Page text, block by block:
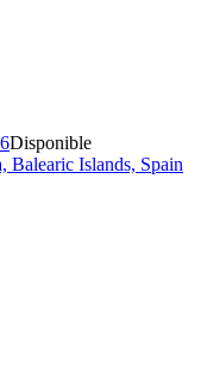
Disponible
Balearic Islands, Spain